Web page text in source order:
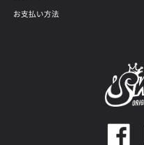
お支払い方法